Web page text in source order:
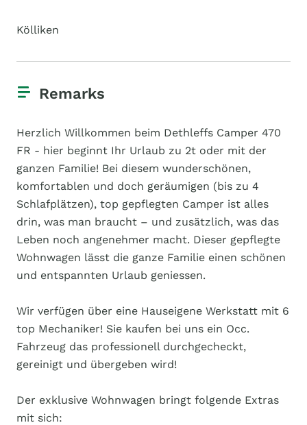
Kölliken
Remarks
Herzlich Willkommen beim Dethleffs Camper 470
FR - hier beginnt Ihr Urlaub zu 2t oder mit der
ganzen Familie! Bei diesem wunderschönen,
komfortablen und doch geräumigen (bis zu 4
Schlafplätzen), top gepflegten Camper ist alles
drin, was man braucht – und zusätzlich, was das
Leben noch angenehmer macht. Dieser gepflegte
Wohnwagen lässt die ganze Familie einen schönen
und entspannten Urlaub geniessen.
Wir verfügen über eine Hauseigene Werkstatt mit 6
top Mechaniker! Sie kaufen bei uns ein Occ.
Fahrzeug das professionell durchgecheckt,
gereinigt und übergeben wird!
Der exklusive Wohnwagen bringt folgende Extras
mit sich: